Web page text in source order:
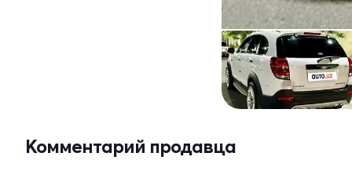
Комментарий продавца